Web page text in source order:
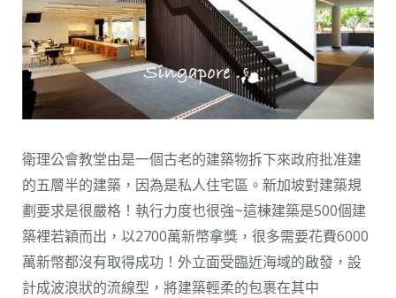
衛理公會教堂由是一個古老的建築物拆下來政府批准建
的五層半的建築，因為是私人住宅區。新加坡對建築規
劃要求是很嚴格！執行力度也很強~這棟建築是500個建
築裡若穎而出，以2700萬新幣拿獎，很多需要花費6000
萬新幣都沒有取得成功！外立面受臨近海域的啟發，設
計成波浪狀的流線型，將建築輕柔的包裹在其中